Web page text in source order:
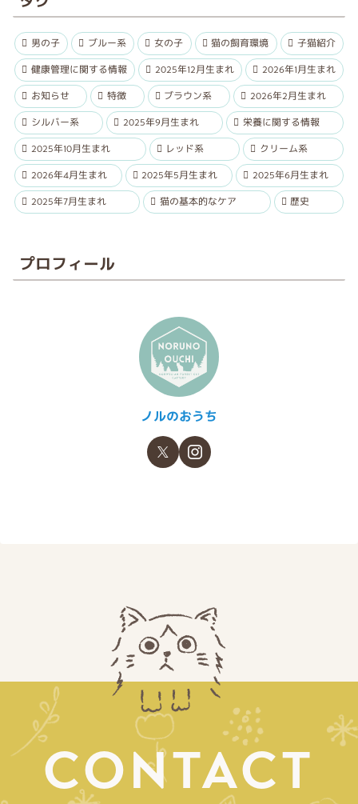
男の子 ブルー系 女の子 猫の飼育環境 子猫紹介
健康管理に関する情報 2025年12月生まれ 2026年1月生まれ
お知らせ 特徴 ブラウン系 2026年2月生まれ
シルバー系 2025年9月生まれ 栄養に関する情報
2025年10月生まれ レッド系 クリーム系
2026年4月生まれ 2025年5月生まれ 2025年6月生まれ
2025年7月生まれ 猫の基本的なケア 歴史
プロフィール
ノルのおうち
CONTACT